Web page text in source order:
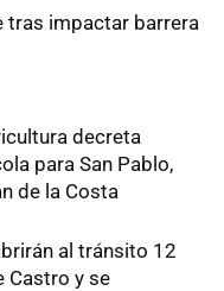
tras impactar barrera
decreta
para San Pablo,
de la Costa
al tránsito 12
Castro y se